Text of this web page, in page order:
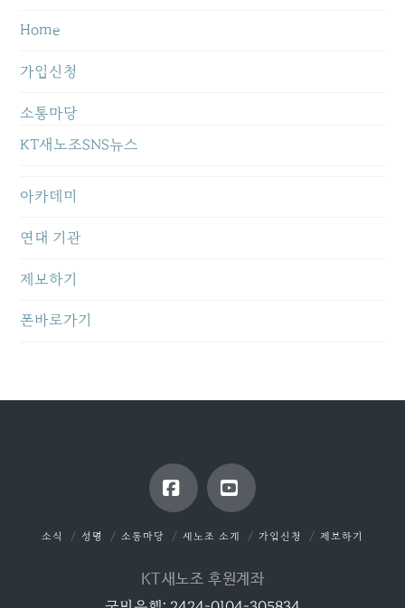
Home
가입신청
소통마당
KT새노조SNS뉴스
아카데미
연대 기관
제보하기
폰바로가기
FacebookYouTube
소식 성명 소통마당 새노조 소개 가입신청 제보하기
KT새노조 후원계좌